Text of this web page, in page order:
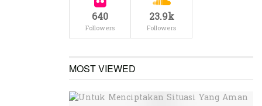
640
Followers
23.9k
Followers
MOST VIEWED